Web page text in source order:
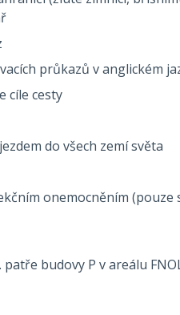
průkazů v anglickém
cíle cesty
do všech zemí světa
onemocněním (pouze
budovy P v areálu